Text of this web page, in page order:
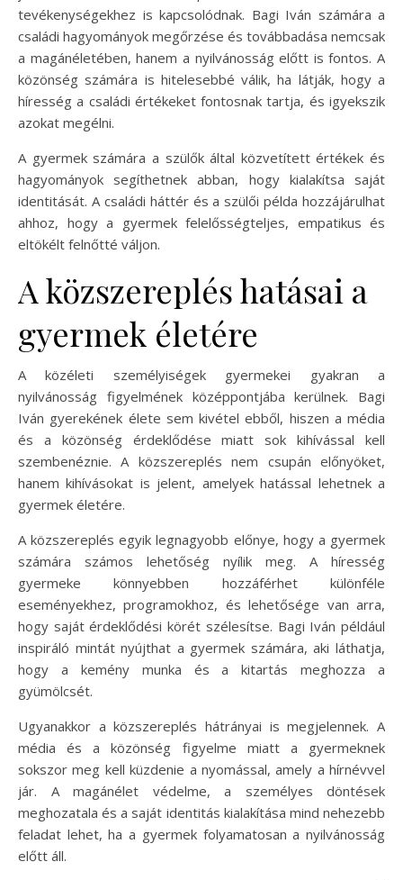
tevékenységekhez is kapcsolódnak. Bagi Iván számára a
családi hagyományok megőrzése és továbbadása nemcsak
a magánéletében, hanem a nyilvánosság előtt is fontos. A
közönség számára is hitelesebbé válik, ha látják, hogy a
híresség a családi értékeket fontosnak tartja, és igyekszik
azokat megélni.
A gyermek számára a szülők által közvetített értékek és
hagyományok segíthetnek abban, hogy kialakítsa saját
identitását. A családi háttér és a szülői példa hozzájárulhat
ahhoz, hogy a gyermek felelősségteljes, empatikus és
eltökélt felnőtté váljon.
A közszereplés hatásai a
gyermek életére
A közéleti személyiségek gyermekei gyakran a
nyilvánosság figyelmének középpontjába kerülnek. Bagi
Iván gyerekének élete sem kivétel ebből, hiszen a média
és a közönség érdeklődése miatt sok kihívással kell
szembenéznie. A közszereplés nem csupán előnyöket,
hanem kihívásokat is jelent, amelyek hatással lehetnek a
gyermek életére.
A közszereplés egyik legnagyobb előnye, hogy a gyermek
számára számos lehetőség nyílik meg. A híresség
gyermeke könnyebben hozzáférhet különféle
eseményekhez, programokhoz, és lehetősége van arra,
hogy saját érdeklődési körét szélesítse. Bagi Iván például
inspiráló mintát nyújthat a gyermek számára, aki láthatja,
hogy a kemény munka és a kitartás meghozza a
gyümölcsét.
Ugyanakkor a közszereplés hátrányai is megjelennek. A
média és a közönség figyelme miatt a gyermeknek
sokszor meg kell küzdenie a nyomással, amely a hírnévvel
jár. A magánélet védelme, a személyes döntések
meghozatala és a saját identitás kialakítása mind nehezebb
feladat lehet, ha a gyermek folyamatosan a nyilvánosság
előtt áll.